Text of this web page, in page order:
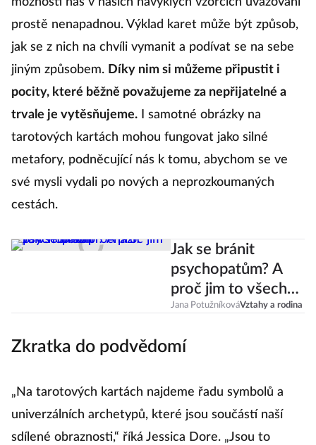
prostě nenapadnou. Výklad karet může být způsob,
jak se z nich na chvíli vymanit a podívat se na sebe
jiným způsobem. Díky nim si můžeme připustit i
pocity, které běžně považujeme za nepřijatelné a
trvale je vytěsňujeme. I samotné obrázky na
tarotových kartách mohou fungovat jako silné
metafory, podněcující nás k tomu, abychom se ve
své mysli vydali po nových a neprozkoumaných
cestách.
Jak se bránit
psychopatům? A
proč jim to všechno
prochází?
Jana PotužníkováVztahy a rodina
Zkratka do podvědomí
„Na tarotových kartách najdeme řadu symbolů a
univerzálních archetypů, které jsou součástí naší
sdílené obraznosti,“ říká Jessica Dore. „Jsou to